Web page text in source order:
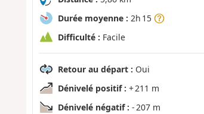
Durée moyenne : 2h 15
Difficulté : Facile
Retour au départ : Oui
Dénivelé positif : + 211 m
Dénivelé négatif : - 207 m